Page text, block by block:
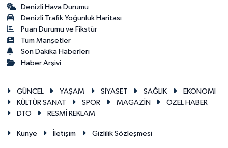
Denizli Hava Durumu
Denizli Trafik Yoğunluk Haritası
Puan Durumu ve Fikstür
Tüm Manşetler
Son Dakika Haberleri
Haber Arşivi
GÜNCEL YAŞAM SİYASET SAĞLIK
EKONOMİ
KÜLTÜR SANAT
SPOR MAGAZİN
ÖZEL HABER
DTO
RESMİ REKLAM
Künye İletişim Gizlilik Sözleşmesi